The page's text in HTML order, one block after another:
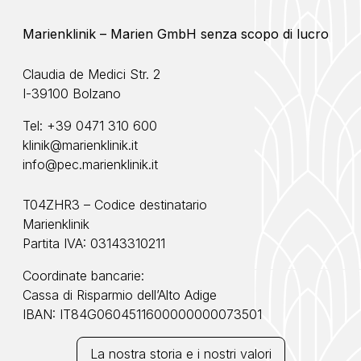
Marienklinik – Marien GmbH senza scopo di lucro
Claudia de Medici Str. 2
I-39100 Bolzano
Tel: +39 0471 310 600
klinik@marienklinik.it
info@pec.marienklinik.it
T04ZHR3 – Codice destinatario
Marienklinik
Partita IVA: 03143310211
Coordinate bancarie:
Cassa di Risparmio dell’Alto Adige
IBAN: IT84G0604511600000000073501
La nostra storia e i nostri valori